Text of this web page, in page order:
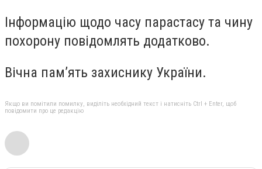
Інформацію щодо часу парастасу та чину
похорону повідомлять додатково.
Вічна пам’ять захиснику України.
Якщо ви помітили помилку, виділіть необхідний текст і натисніть Ctrl + Enter, щоб
повідомити про це редакцію